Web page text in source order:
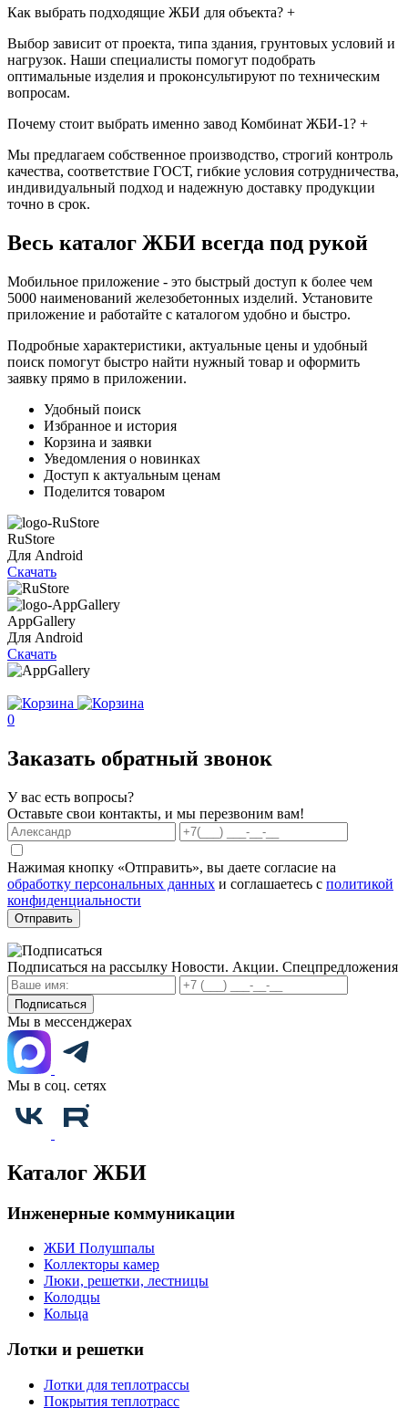
Как выбрать подходящие ЖБИ для объекта? +
Выбор зависит от проекта, типа здания, грунтовых условий и
нагрузок. Наши специалисты помогут подобрать
оптимальные изделия и проконсультируют по техническим
вопросам.
Почему стоит выбрать именно завод Комбинат ЖБИ-1? +
Мы предлагаем собственное производство, строгий контроль
качества, соответствие ГОСТ, гибкие условия сотрудничества,
индивидуальный подход и надежную доставку продукции
точно в срок.
Весь каталог ЖБИ всегда под рукой
Мобильное приложение - это быстрый доступ к более чем
5000 наименований железобетонных изделий. Установите
приложение и работайте с каталогом удобно и быстро.
Подробные характеристики, актуальные цены и удобный
поиск помогут быстро найти нужный товар и оформить
заявку прямо в приложении.
Удобный поиск
Избранное и история
Корзина и заявки
Уведомления о новинках
Доступ к актуальным ценам
Поделится товаром
RuStore
Для Android
Скачать
AppGallery
Для Android
Скачать
0
Заказать обратный звонок
У вас есть вопросы?
Оставьте свои контакты, и мы перезвоним вам!
Нажимая кнопку «Отправить», вы даете согласие на
обработку персональных данных и соглашаетесь с политикой
конфиденциальности
Отправить
Подписаться на рассылку Новости. Акции. Спецпредложения
Подписаться
Мы в мессенджерах
Мы в соц. сетях
Каталог ЖБИ
Инженерные коммуникации
ЖБИ Полушпалы
Коллекторы камер
Люки, решетки, лестницы
Колодцы
Кольца
Лотки и решетки
Лотки для теплотрассы
Покрытия теплотрасс